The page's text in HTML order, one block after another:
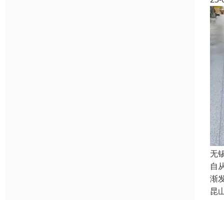
无
自
渐
昆